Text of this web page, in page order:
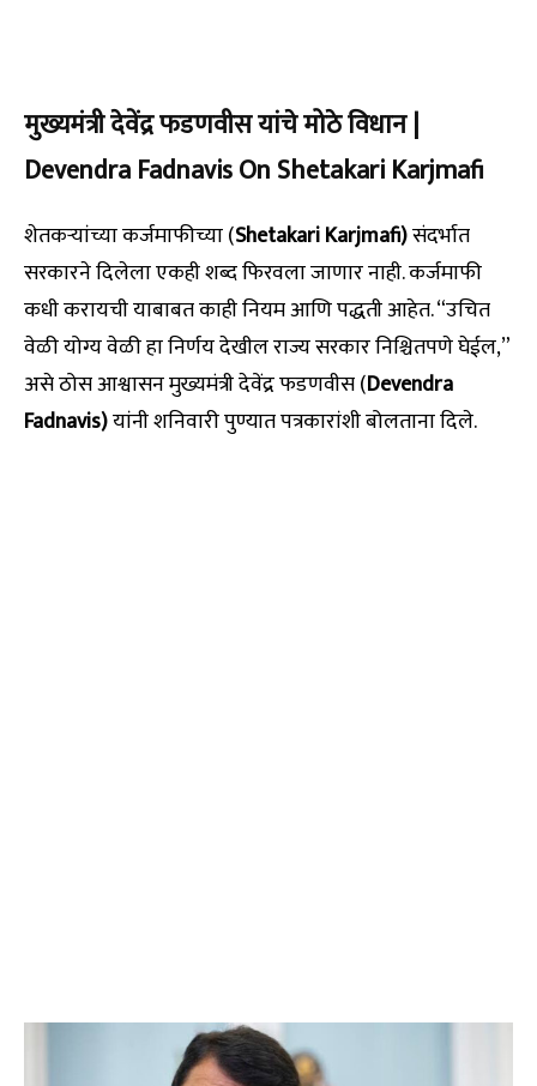
मुख्यमंत्री देवेंद्र फडणवीस यांचे मोठे विधान |
Devendra Fadnavis On Shetakari Karjmafi
शेतकऱ्यांच्या कर्जमाफीच्या (Shetakari Karjmafi)संदर्भात
सरकारने दिलेला एकही शब्द फिरवला जाणार नाही. कर्जमाफी
कधी करायची याबाबत काही नियम आणि पद्धती आहेत. “उचित
वेळी योग्य वेळी हा निर्णय देखील राज्य सरकार निश्चितपणे घेईल,”
असे ठोस आश्वासन मुख्यमंत्री देवेंद्र फडणवीस (Devendra
Fadnavis)यांनी शनिवारी पुण्यात पत्रकारांशी बोलताना दिले.